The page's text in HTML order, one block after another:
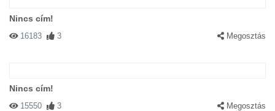
Nincs cím!
16183 3 Megosztás
Nincs cím!
15550 3 Megosztás